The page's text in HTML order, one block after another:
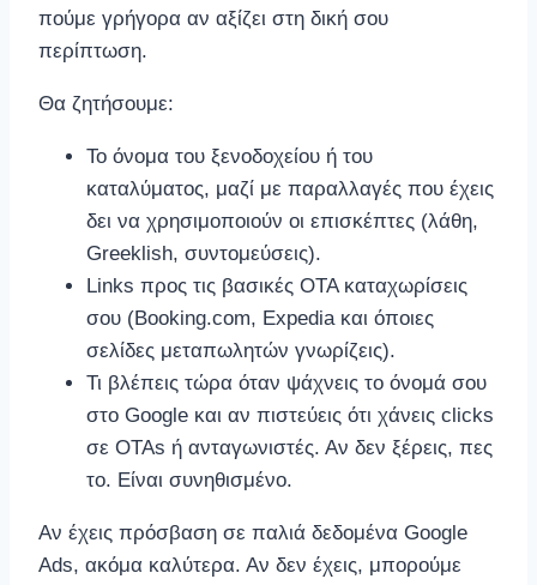
πούμε γρήγορα αν αξίζει στη δική σου
περίπτωση.
Θα ζητήσουμε:
Το όνομα του ξενοδοχείου ή του
καταλύματος, μαζί με παραλλαγές που έχεις
δει να χρησιμοποιούν οι επισκέπτες (λάθη,
Greeklish, συντομεύσεις).
Links προς τις βασικές OTA καταχωρίσεις
σου (Booking.com, Expedia και όποιες
σελίδες μεταπωλητών γνωρίζεις).
Τι βλέπεις τώρα όταν ψάχνεις το όνομά σου
στο Google και αν πιστεύεις ότι χάνεις clicks
σε OTAs ή ανταγωνιστές. Αν δεν ξέρεις, πες
το. Είναι συνηθισμένο.
Αν έχεις πρόσβαση σε παλιά δεδομένα Google
Ads, ακόμα καλύτερα. Αν δεν έχεις, μπορούμε